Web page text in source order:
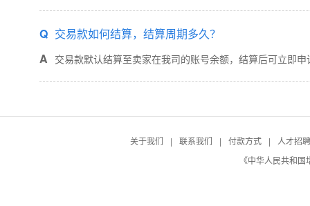
Q 交易款如何结算，结算周期多久？
A 交易款默认结算至卖家在我司的账号余额，结算后可立即申
关于我们 | 联系我们 | 付款方式 |
人才招聘
《中华人民共和